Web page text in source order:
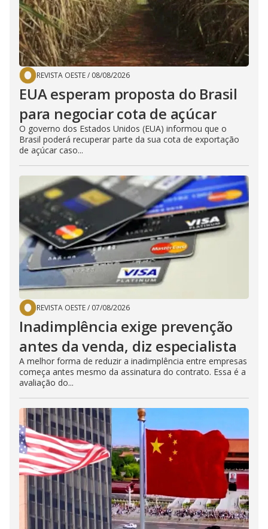
REVISTA OESTE/ 08/08/2026
EUA esperam proposta do Brasil
para negociar cota de açúcar
O governo dos Estados Unidos (EUA) informou que o
Brasil poderá recuperar parte da sua cota de exportação
de açúcar caso...
REVISTA OESTE/ 07/08/2026
Inadimplência exige prevenção
antes da venda, diz especialista
A melhor forma de reduzir a inadimplência entre empresas
começa antes mesmo da assinatura do contrato. Essa é a
avaliação do...